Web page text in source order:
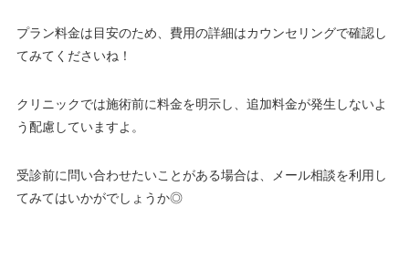
プラン料金は目安のため、費用の詳細はカウンセリングで確認し
てみてくださいね！
クリニックでは施術前に料金を明示し、追加料金が発生しないよ
う配慮していますよ。
受診前に問い合わせたいことがある場合は、メール相談を利用し
てみてはいかがでしょうか◎